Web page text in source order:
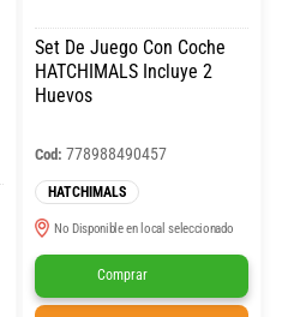
Set De Juego Con Coche
HATCHIMALS Incluye 2
Huevos
Cod: 778988490457
HATCHIMALS
No Disponible en local seleccionado
Comprar